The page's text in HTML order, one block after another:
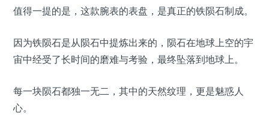
值得一提的是，这款腕表的表盘，是真正的铁陨石制成。
因为铁陨石是从陨石中提炼出来的，陨石在地球上空的宇
宙中经受了长时间的磨难与考验，最终坠落到地球上。
每一块陨石都独一无二，其中的天然纹理，更是魅惑人
心。